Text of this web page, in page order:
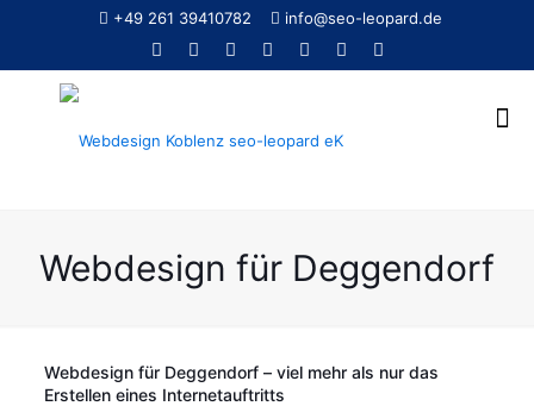
+49 261 39410782 info@seo-leopard.de
Webdesign für Deggendorf
Webdesign für Deggendorf – viel mehr als nur das
Erstellen eines Internetauftritts